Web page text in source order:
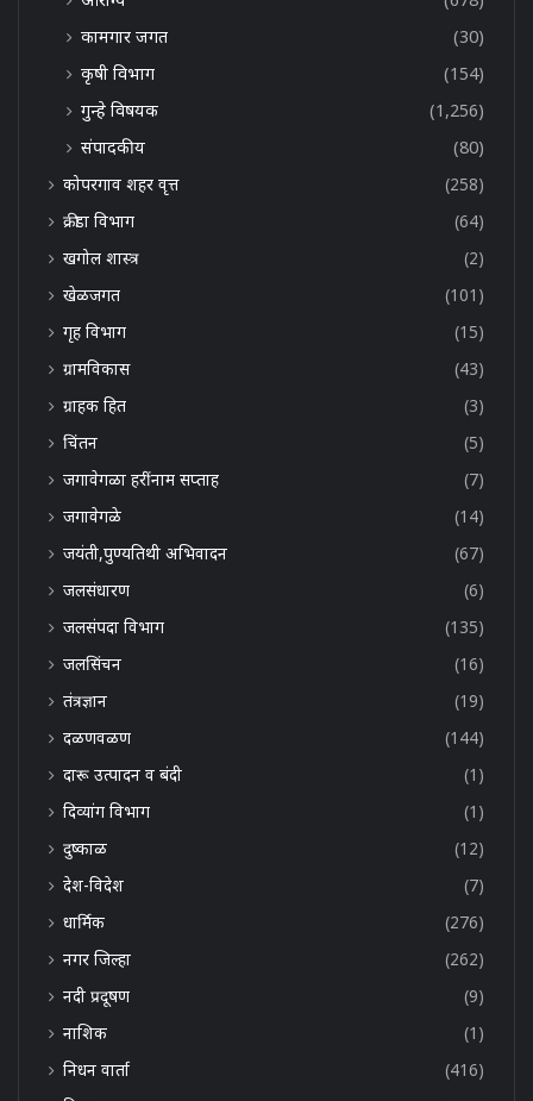
कामगार जगत
(30)
कृषी विभाग
(154)
गुन्हे विषयक
(1,256)
संपादकीय
(80)
कोपरगाव शहर वृत्त
(258)
क्रीडा विभाग
(64)
खगोल शास्त्र
(2)
खेळजगत
(101)
गृह विभाग
(15)
ग्रामविकास
(43)
ग्राहक हित
(3)
चिंतन
(5)
जगावेगळा हरींनाम सप्ताह
(7)
जगावेगळे
(14)
जयंती,पुण्यतिथी अभिवादन
(67)
जलसंधारण
(6)
जलसंपदा विभाग
(135)
जलसिंचन
(16)
तंत्रज्ञान
(19)
दळणवळण
(144)
दारू उत्पादन व बंदी
(1)
दिव्यांग विभाग
(1)
दुष्काळ
(12)
देश-विदेश
(7)
धार्मिक
(276)
नगर जिल्हा
(262)
नदी प्रदूषण
(9)
नाशिक
(1)
निधन वार्ता
(416)